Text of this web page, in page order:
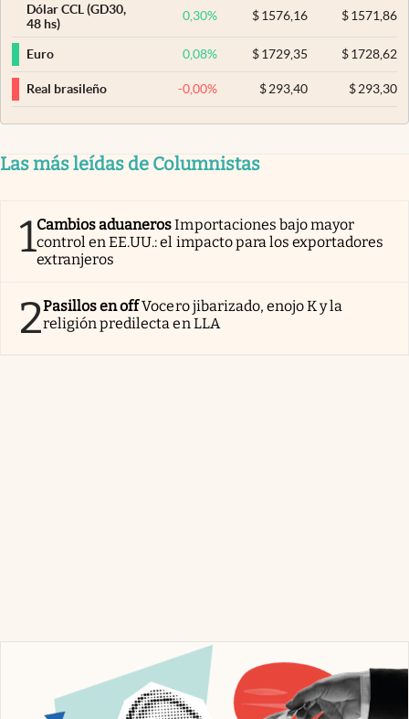
Dólar CCL (GD30,
48 hs)
0,30% $ 1576,16 $1571,86
Euro 0,08% $ 1729,35 $1728,62
Real brasileño -0,00% $ 293,40 $293,30
Las más leídas de Columnistas
1Cambios aduanerosImportaciones bajo mayor
control en EE.UU.: el impacto para los exportadores
extranjeros
2Pasillos en offVocero jibarizado, enojo K y la
religión predilecta en LLA